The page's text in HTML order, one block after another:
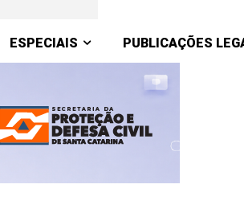
ESPECIAIS PUBLICAÇÕES